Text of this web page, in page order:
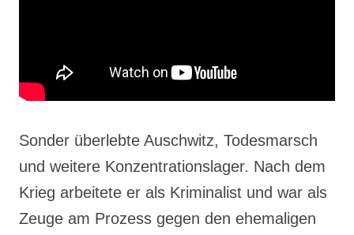
Sonder überlebte Auschwitz, Todesmarsch
und weitere Konzentrationslager. Nach dem
Krieg arbeitete er als Kriminalist und war als
Zeuge am Prozess gegen den ehemaligen